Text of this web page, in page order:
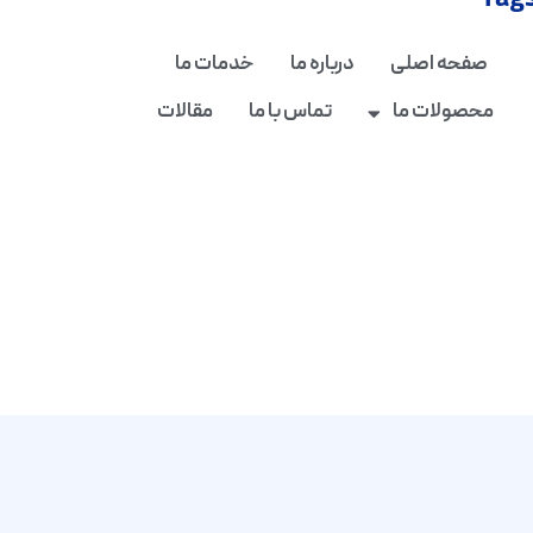
صفحه اصلی درباره ما
خدمات ما
محصولات ما
تماس با ما مقالات